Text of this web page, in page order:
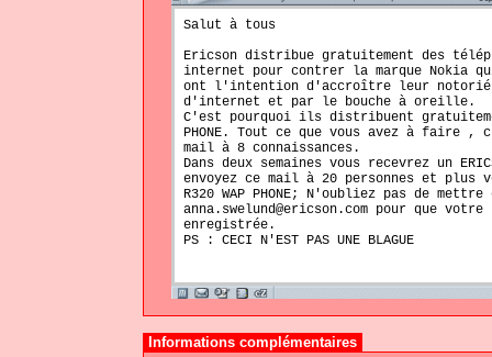
Salut à tous
Ericson distribue gratuitement des
internet pour contrer la marque Nokia
ont l'intention d'accroître leur
d'internet et par le bouche à oreille.
C'est pourquoi ils distribuent
PHONE. Tout ce que vous avez à faire ,
mail à 8 connaissances.
Dans deux semaines vous recevrez un
envoyez ce mail à 20 personnes et plus
R320 WAP PHONE; N'oubliez pas de
anna.swelund@ericson.com pour que
enregistrée.
PS : CECI N'EST PAS UNE BLAGUE
Informations complémentaires